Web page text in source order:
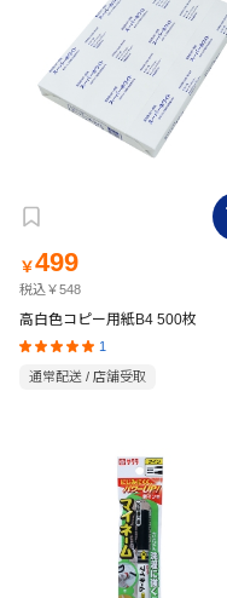
￥499
税込￥548
高白色コピー用紙B4 500枚
1
通常配送 / 店舗受取